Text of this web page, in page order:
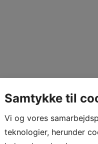
Samtykke til
Vi og vores
teknologier, herunder